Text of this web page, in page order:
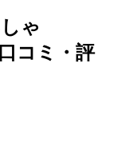
ゃ
コミ・評